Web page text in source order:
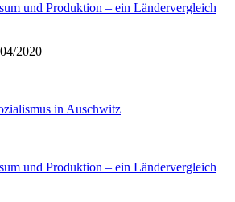
und Produktion – ein Ländervergleich
2020
in Auschwitz
und Produktion – ein Ländervergleich